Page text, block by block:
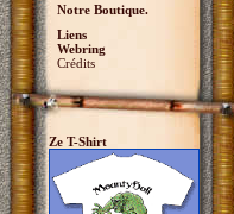
Notre Boutique.
Liens
Webring
Crédits
Ze T-Shirt